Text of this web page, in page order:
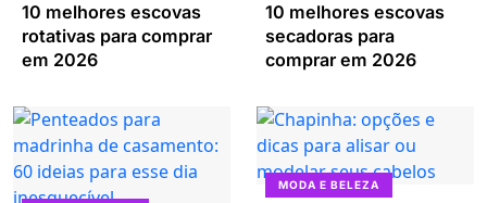
10 melhores escovas
rotativas para comprar
em 2026
10 melhores escovas
secadoras para
comprar em 2026
MODA E BELEZA